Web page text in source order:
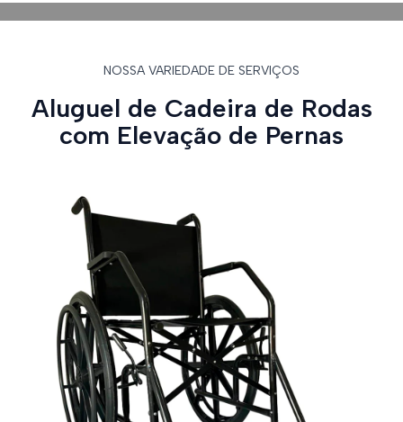
NOSSA VARIEDADE DE SERVIÇOS
Aluguel de Cadeira de Rodas
com Elevação de Pernas